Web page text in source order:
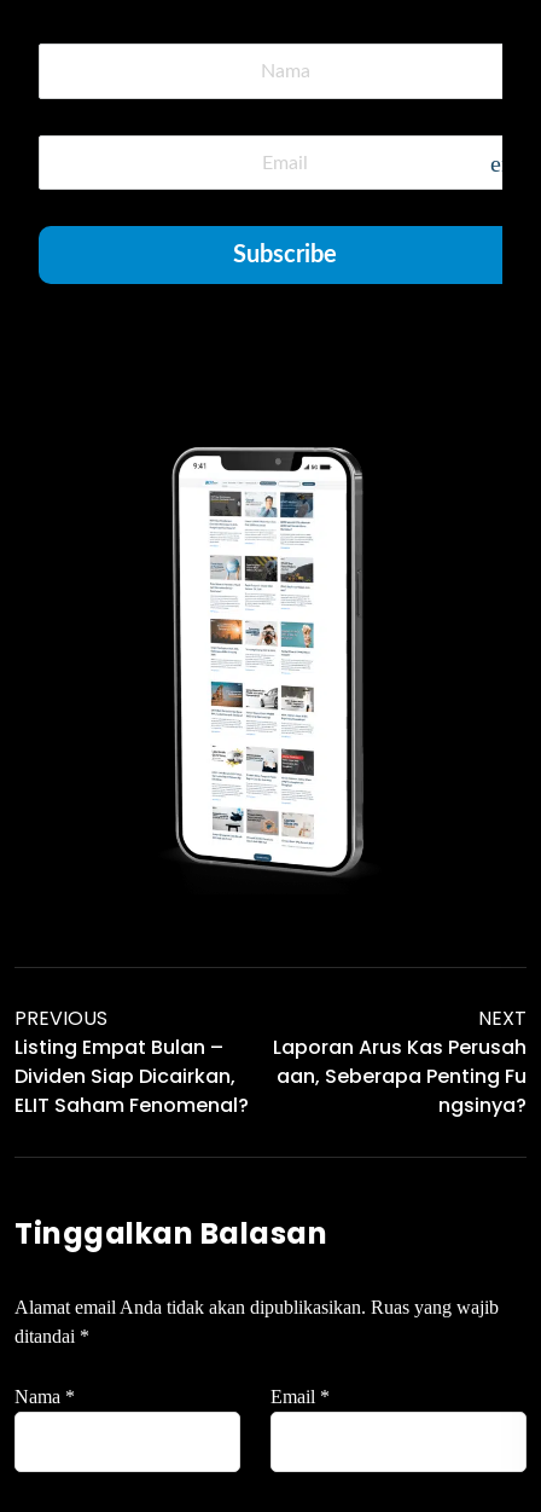
Subscribe
PREVIOUS
Listing Empat Bulan –
Dividen Siap Dicairkan,
ELIT Saham Fenomenal?
NEXT
Laporan Arus Kas Perusah
Aan, Seberapa Penting Fu
Ngsinya?
Tinggalkan Balasan
Alamat email Anda tidak akan dipublikasikan. Ruas yang wajib
ditandai *
Nama * Email *